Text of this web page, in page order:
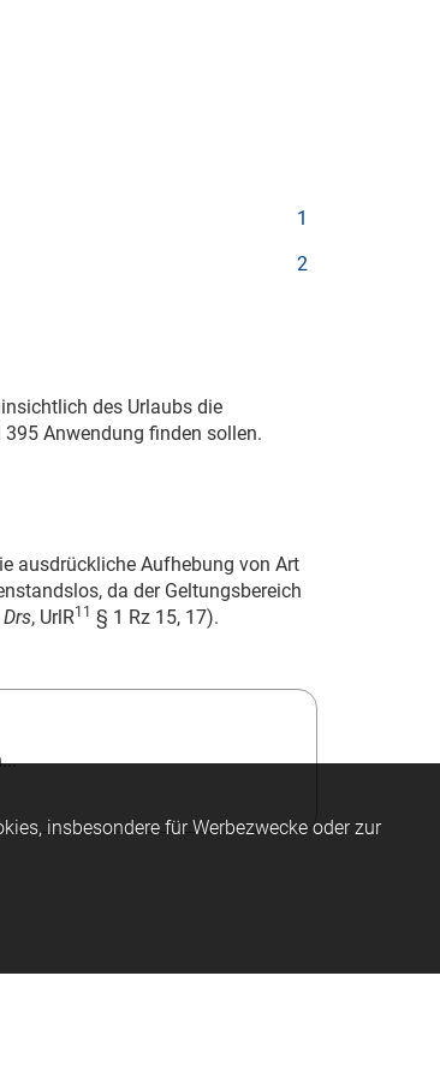
1
2
des Urlaubs die
395 Anwendung finden sollen.
ausdrückliche Aufhebung von Art
da der Geltungsbereich
Drs, UrlR11 § 1 Rz 15, 17).
insbesondere für Werbezwecke oder zur